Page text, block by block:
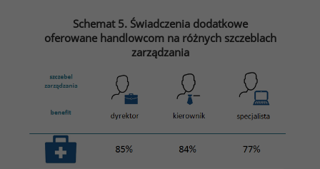
Schemat 5. Świadczenia dodatkowe
oferowane handlowcom na różnych szczeblach
zarządzania